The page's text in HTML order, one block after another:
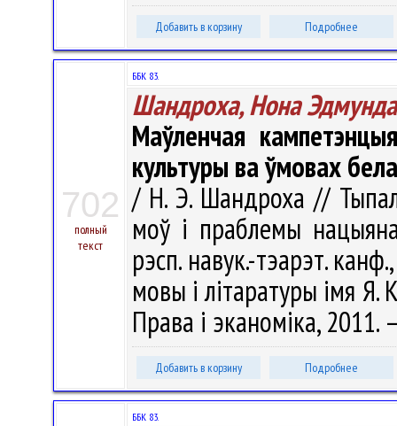
Добавить в корзину Подробнее
702
полный
текст
ББК 83.
Шандроха, Нона
Маўленчая
культуры ва ўмовах
/ Н. Э. Шандроха //
моў і праблемы
рэсп. навук.-тэарэт.
мовы і літаратуры імя Я.
Права i эканомiка, 2011.
Добавить в корзину Подробнее
ББК 83.